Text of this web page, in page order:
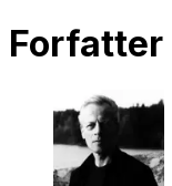
Forfatter